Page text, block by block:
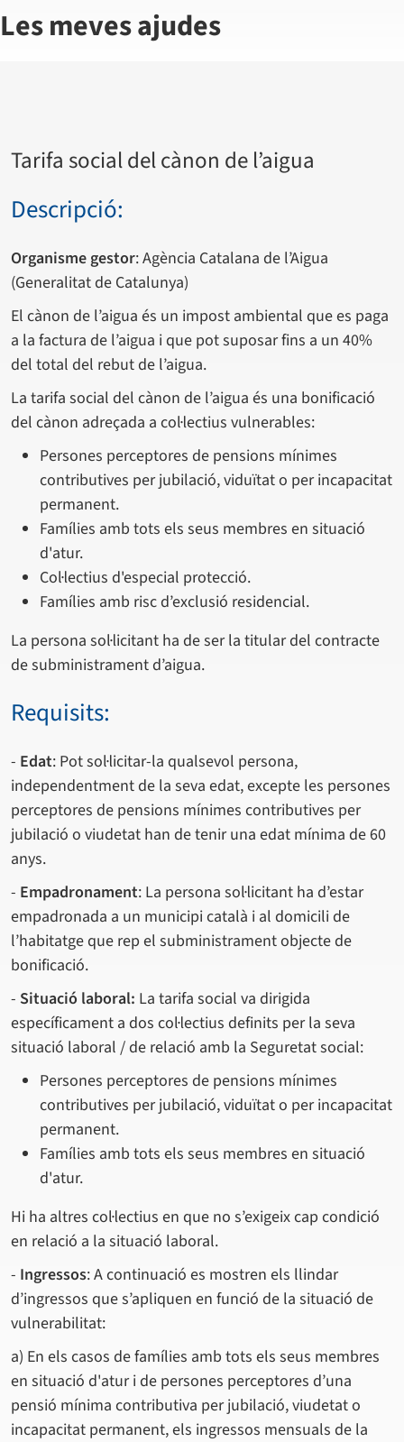
Les meves ajudes
Tarifa social del cànon de l’aigua
Descripció:
Organisme gestor: Agència Catalana de l’Aigua
(Generalitat de Catalunya)
El cànon de l’aigua és un impost ambiental que es paga
a la factura de l’aigua i que pot suposar fins a un 40%
del total del rebut de l’aigua.
La tarifa social del cànon de l’aigua és una bonificació
del cànon adreçada a col·lectius vulnerables:
Persones perceptores de pensions mínimes
contributives per jubilació, viduïtat o per incapacitat
permanent.
Famílies amb tots els seus membres en situació
d'atur.
Col·lectius d'especial protecció.
Famílies amb risc d’exclusió residencial.
La persona sol·licitant ha de ser la titular del contracte
de subministrament d’aigua.
Requisits:
- Edat: Pot sol·licitar-la qualsevol persona,
independentment de la seva edat, excepte les persones
perceptores de pensions mínimes contributives per
jubilació o viudetat han de tenir una edat mínima de 60
anys.
- Empadronament: La persona sol·licitant ha d’estar
empadronada a un municipi català i al domicili de
l’habitatge que rep el subministrament objecte de
bonificació.
- Situació laboral: La tarifa social va dirigida
específicament a dos col·lectius definits per la seva
situació laboral / de relació amb la Seguretat social:
Persones perceptores de pensions mínimes
contributives per jubilació, viduïtat o per incapacitat
permanent.
Famílies amb tots els seus membres en situació
d'atur.
Hi ha altres col·lectius en que no s’exigeix cap condició
en relació a la situació laboral.
- Ingressos: A continuació es mostren els llindar
d’ingressos que s’apliquen en funció de la situació de
vulnerabilitat:
a) En els casos de famílies amb tots els seus membres
en situació d'atur i de persones perceptores d’una
pensió mínima contributiva per jubilació, viudetat o
incapacitat permanent, els ingressos mensuals de la